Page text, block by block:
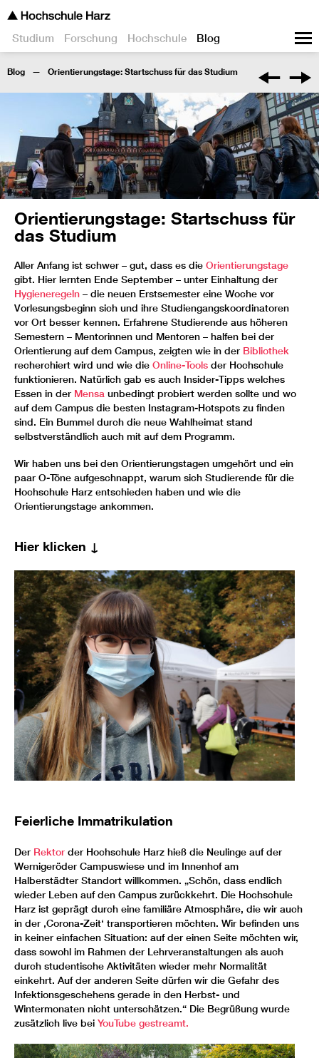
Studium Forschung Hochschule Blog
Blog Orientierungstage: Startschuss für das Studium
Orientierungstage: Startschuss für
das Studium
Aller Anfang ist schwer – gut, dass es die Orientierungstage
gibt. Hier lernten Ende September – unter Einhaltung der
Hygieneregeln – die neuen Erstsemester eine Woche vor
Vorlesungsbeginn sich und ihre Studiengangskoordinatoren
vor Ort besser kennen. Erfahrene Studierende aus höheren
Semestern – Mentorinnen und Mentoren – halfen bei der
Orientierung auf dem Campus, zeigten wie in der Bibliothek
recherchiert wird und wie die Online-Tools der Hochschule
funktionieren. Natürlich gab es auch Insider-Tipps welches
Essen in der Mensa unbedingt probiert werden sollte und wo
auf dem Campus die besten Instagram-Hotspots zu finden
sind. Ein Bummel durch die neue Wahlheimat stand
selbstverständlich auch mit auf dem Programm.
Wir haben uns bei den Orientierungstagen umgehört und ein
paar O-Töne aufgeschnappt, warum sich Studierende für die
Hochschule Harz entschieden haben und wie die
Orientierungstage ankommen.
Hier klicken ↓
Feierliche Immatrikulation
Der Rektor der Hochschule Harz hieß die Neulinge auf der
Wernigeröder Campuswiese und im Innenhof am
Halberstädter Standort willkommen. „Schön, dass endlich
wieder Leben auf den Campus zurückkehrt. Die Hochschule
Harz ist geprägt durch eine familiäre Atmosphäre, die wir auch
in der ‚Corona-Zeit‘ transportieren möchten. Wir befinden uns
in keiner einfachen Situation: auf der einen Seite möchten wir,
dass sowohl im Rahmen der Lehrveranstaltungen als auch
durch studentische Aktivitäten wieder mehr Normalität
einkehrt. Auf der anderen Seite dürfen wir die Gefahr des
Infektionsgeschehens gerade in den Herbst- und
Wintermonaten nicht unterschätzen.“ Die Begrüßung wurde
zusätzlich live bei YouTube gestreamt.